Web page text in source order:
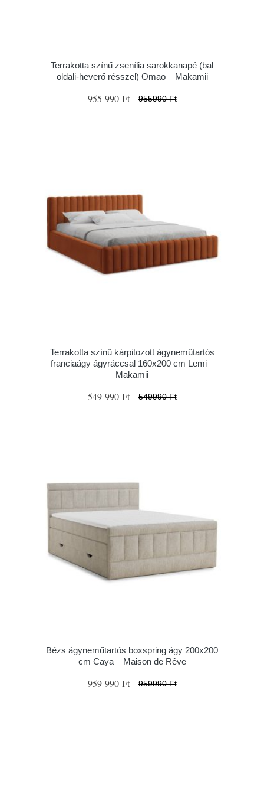
Terrakotta színű zsenília sarokkanapé (bal
oldali-heverő résszel) Omao – Makamii
955 990 Ft 955990 Ft
Terrakotta színű kárpitozott ágyneműtartós
franciaágy ágyráccsal 160x200 cm Lemi –
Makamii
549 990 Ft 549990 Ft
Bézs ágyneműtartós boxspring ágy 200x200
cm Caya – Maison de Rêve
959 990 Ft 959990 Ft